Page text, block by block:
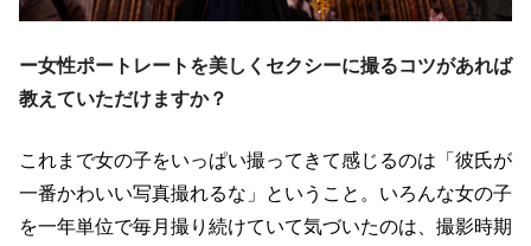
ー女性ポートレートを美しくセクシーに撮るコツがあれば
教えていただけますか？
これまで女の子をいっぱい撮ってきて感じるのは「彼氏が
一番かわいい写真撮れるな」ということ。いろんな女の子
を一年単位で毎月撮り続けていて気づいたのは、撮影時期